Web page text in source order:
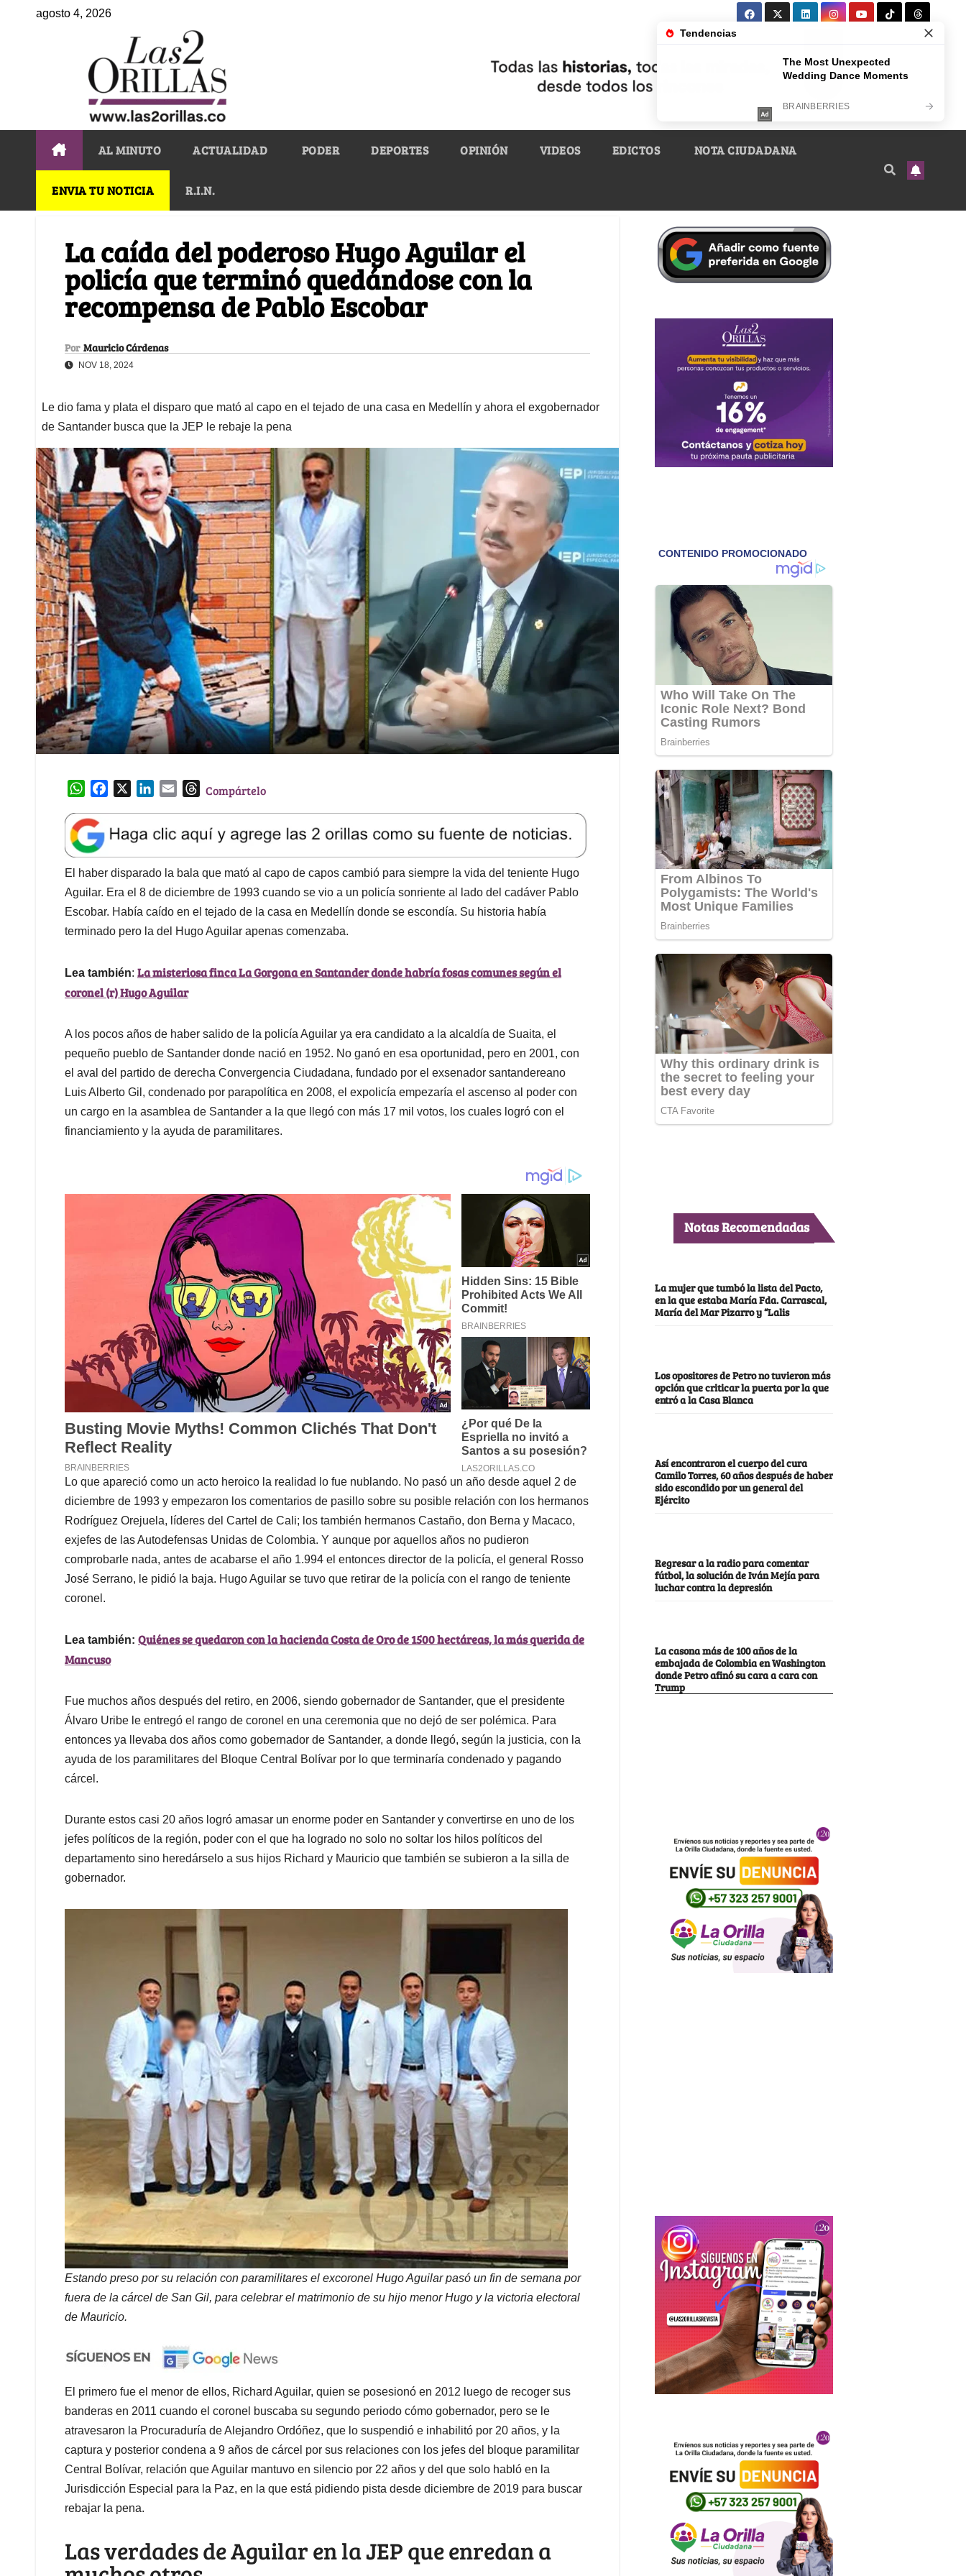
agosto 4, 2026
AL MINUTO ACTUALIDAD PODER DEPORTES OPINIÓN VIDEOS EDICTOS NOTA CIUDADANA
ENVIA TU NOTICIA R.I.N.
La caída del poderoso Hugo Aguilar el
policía que terminó quedándose con la
recompensa de Pablo Escobar
Por Mauricio Cárdenas
NOV 18, 2024
Le dio fama y plata el disparo que mató al capo en el tejado de una casa en Medellín y ahora el exgobernador
de Santander busca que la JEP le rebaje la pena
W
a
t
s
A
p
p
e
b
o
o
k
k
e
d
I
n
l
T
e
a
d
s
Compártelo
El haber disparado la bala que mató al capo de capos cambió para siempre la vida del teniente Hugo
Aguilar. Era el 8 de diciembre de 1993 cuando se vio a un policía sonriente al lado del cadáver Pablo
Escobar. Había caído en el tejado de la casa en Medellín donde se escondía. Su historia había
terminado pero la del Hugo Aguilar apenas comenzaba.
Lea también: La misteriosa finca La Gorgona en Santander donde habría fosas comunes según el
coronel (r) Hugo Aguilar
A los pocos años de haber salido de la policía Aguilar ya era candidato a la alcaldía de Suaita, el
pequeño pueblo de Santander donde nació en 1952. No ganó en esa oportunidad, pero en 2001, con
el aval del partido de derecha Convergencia Ciudadana, fundado por el exsenador santandereano
Luis Alberto Gil, condenado por parapolítica en 2008, el expolicía empezaría el ascenso al poder con
un cargo en la asamblea de Santander a la que llegó con más 17 mil votos, los cuales logró con el
financiamiento y la ayuda de paramilitares.
Lo que apareció como un acto heroico la realidad lo fue nublando. No pasó un año desde aquel 2 de
diciembre de 1993 y empezaron los comentarios de pasillo sobre su posible relación con los hermanos
Rodríguez Orejuela, líderes del Cartel de Cali; los también hermanos Castaño, don Berna y Macaco,
exjefes de las Autodefensas Unidas de Colombia. Y aunque por aquellos años no pudieron
comprobarle nada, antes de acabarse el año 1.994 el entonces director de la policía, el general Rosso
José Serrano, le pidió la baja. Hugo Aguilar se tuvo que retirar de la policía con el rango de teniente
coronel.
Lea también: Quiénes se quedaron con la hacienda Costa de Oro de 1500 hectáreas, la más querida de
Mancuso
Fue muchos años después del retiro, en 2006, siendo gobernador de Santander, que el presidente
Álvaro Uribe le entregó el rango de coronel en una ceremonia que no dejó de ser polémica. Para
entonces ya llevaba dos años como gobernador de Santander, a donde llegó, según la justicia, con la
ayuda de los paramilitares del Bloque Central Bolívar por lo que terminaría condenado y pagando
cárcel.
Durante estos casi 20 años logró amasar un enorme poder en Santander y convertirse en uno de los
jefes políticos de la región, poder con el que ha logrado no solo no soltar los hilos políticos del
departamento sino heredárselo a sus hijos Richard y Mauricio que también se subieron a la silla de
gobernador.
Estando preso por su relación con paramilitares el excoronel Hugo Aguilar pasó un fin de semana por
fuera de la cárcel de San Gil, para celebrar el matrimonio de su hijo menor Hugo y la victoria electoral
de Mauricio.
El primero fue el menor de ellos, Richard Aguilar, quien se posesionó en 2012 luego de recoger sus
banderas en 2011 cuando el coronel buscaba su segundo periodo cómo gobernador, pero se le
atravesaron la Procuraduría de Alejandro Ordóñez, que lo suspendió e inhabilitó por 20 años, y la
captura y posterior condena a 9 años de cárcel por sus relaciones con los jefes del bloque paramilitar
Central Bolívar, relación que Aguilar mantuvo en silencio por 22 años y del que solo habló en la
Jurisdicción Especial para la Paz, en la que está pidiendo pista desde diciembre de 2019 para buscar
rebajar la pena.
Las verdades de Aguilar en la JEP que enredan a
Notas Recomendadas
La mujer que tumbó la lista del Pacto,
en la que estaba María Fda. Carrascal,
María del Mar Pizarro y “Lalis
Los opositores de Petro no tuvieron más
opción que criticar la puerta por la que
entró a la Casa Blanca
Así encontraron el cuerpo del cura
Camilo Torres, 60 años después de haber
sido escondido por un general del
Ejército
Regresar a la radio para comentar
fútbol, la solución de Iván Mejía para
luchar contra la depresión
La casona más de 100 años de la
embajada de Colombia en Washington
donde Petro afinó su cara a cara con
Trump